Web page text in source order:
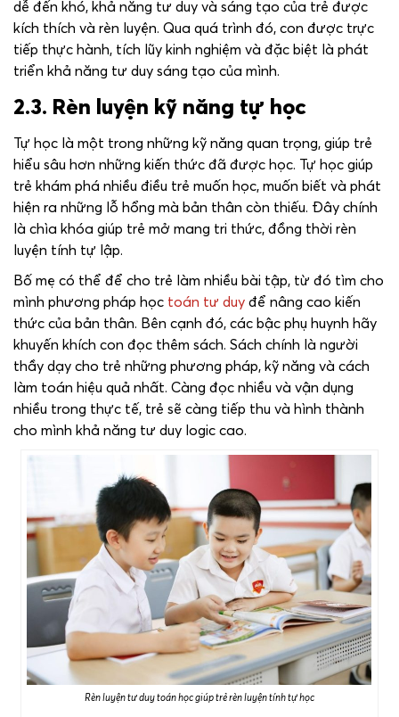
dễ đến khó, khả năng tư duy và sáng tạo của trẻ được
kích thích và rèn luyện. Qua quá trình đó, con được trực
tiếp thực hành, tích lũy kinh nghiệm và đặc biệt là phát
triển khả năng tư duy sáng tạo của mình.
2.3. Rèn luyện kỹ năng tự học
Tự học là một trong những kỹ năng quan trọng, giúp trẻ
hiểu sâu hơn những kiến ​​thức đã được học. Tự học giúp
trẻ khám phá nhiều điều trẻ muốn học, muốn biết và phát
hiện ra những lỗ hổng mà bản thân còn thiếu. Đây chính
là chìa khóa giúp trẻ mở mang tri thức, đồng thời rèn
luyện tính tự lập.
Bố mẹ có thể để cho trẻ làm nhiều bài tập, từ đó tìm cho
mình phương pháp học toán tư duy để nâng cao kiến ​​
thức của bản thân. Bên cạnh đó, các bậc phụ huynh hãy
khuyến khích con đọc thêm sách. Sách chính là người
thầy dạy cho trẻ những phương pháp, kỹ năng và cách
làm toán hiệu quả nhất. Càng đọc nhiều và vận dụng
nhiều trong thực tế, trẻ sẽ càng tiếp thu và hình thành
cho mình khả năng tư duy logic cao.
Rèn luyện tư duy toán học giúp trẻ rèn luyện tính tự học